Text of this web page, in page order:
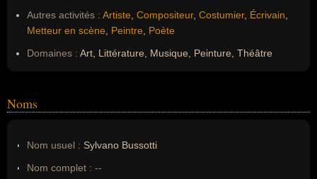
Autres activités : Artiste Compositeur, Costumier, Écrivain
Metteur en scène
Peintre
Poète
Domaines : Art, Littérature, Musique, Peinture, Théâtre
Noms
Nom usuel : Sylvano Bussotti
Nom complet : --